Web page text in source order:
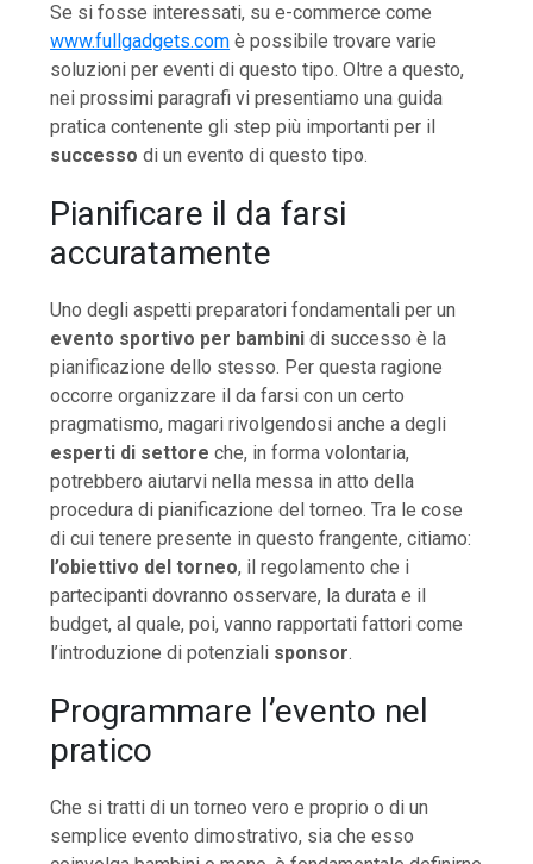
Se si fosse interessati, su e-commerce come
www.fullgadgets.com è possibile trovare varie
soluzioni per eventi di questo tipo. Oltre a questo,
nei prossimi paragrafi vi presentiamo una guida
pratica contenente gli step più importanti per il
successo di un evento di questo tipo.
Pianificare il da farsi
accuratamente
Uno degli aspetti preparatori fondamentali per un
evento sportivo per bambini di successo è la
pianificazione dello stesso. Per questa ragione
occorre organizzare il da farsi con un certo
pragmatismo, magari rivolgendosi anche a degli
esperti di settore che, in forma volontaria,
potrebbero aiutarvi nella messa in atto della
procedura di pianificazione del torneo. Tra le cose
di cui tenere presente in questo frangente, citiamo:
l’obiettivo del torneo, il regolamento che i
partecipanti dovranno osservare, la durata e il
budget, al quale, poi, vanno rapportati fattori come
l’introduzione di potenziali sponsor.
Programmare l’evento nel
pratico
Che si tratti di un torneo vero e proprio o di un
semplice evento dimostrativo, sia che esso